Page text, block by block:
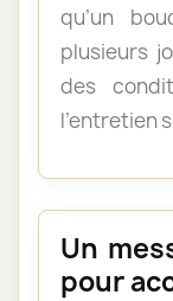
qu’un
plusieurs
des
l’entretien
Un
pour